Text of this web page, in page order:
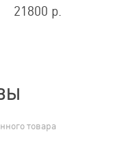
21800 р.
товара